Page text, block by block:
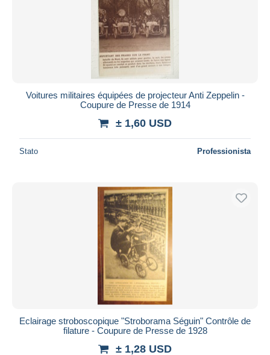
Voitures militaires équipées de projecteur Anti Zeppelin -
Coupure de Presse de 1914
± 1,60 USD
Stato Professionista
Eclairage stroboscopique "Stroborama Séguin" Contrôle de
filature - Coupure de Presse de 1928
± 1,28 USD